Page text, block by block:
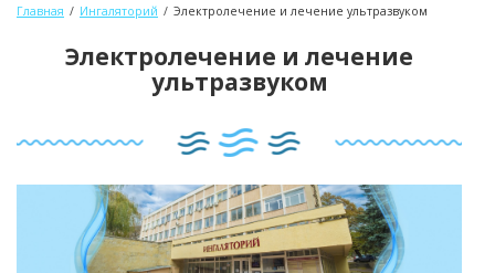
Главная Ингаляторий Электролечение и лечение ультразвуком
Электролечение и лечение
ультразвуком